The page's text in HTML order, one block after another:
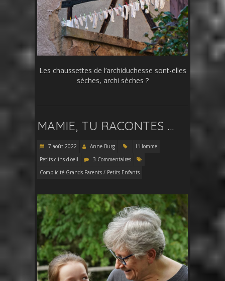
Les chaussettes de l’archiduchesse sont-elles
sèches, archi sèches ?
MAMIE, TU RACONTES …
7 août 2022 Anne Burg
L'Homme
Petits clins d'oeil
3 Commentaires
Complicité Grands-Parents / Petits-Enfants